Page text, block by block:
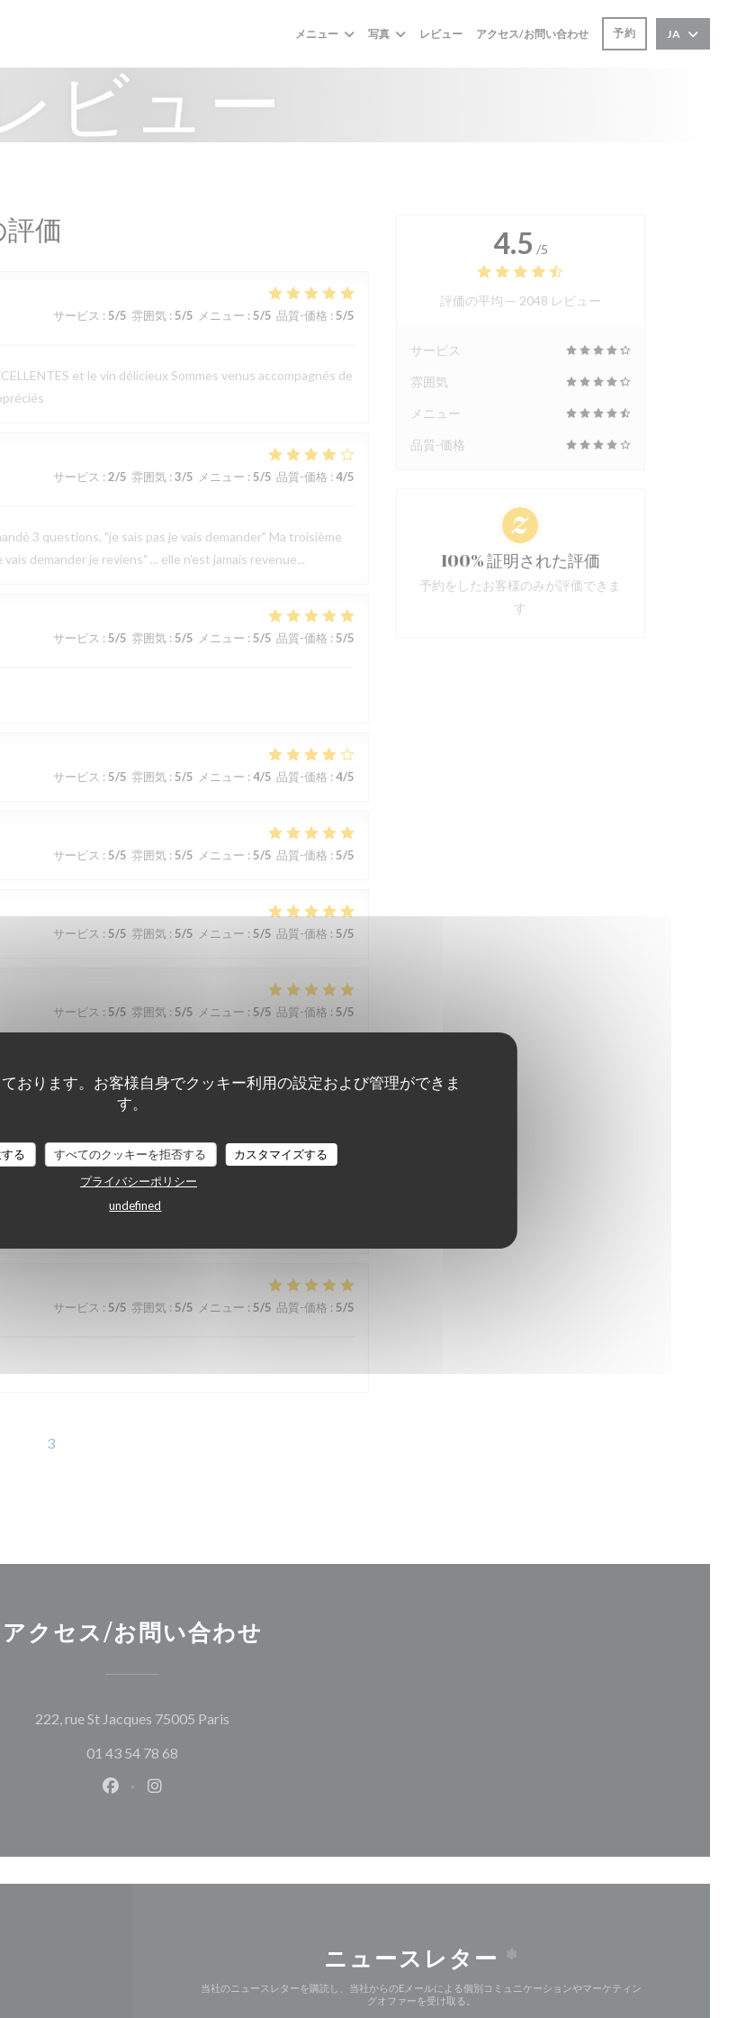
おります。お客様自身でクッキー利用の設定および管理ができま
す。
る すべてのクッキーを拒否する
カスタマイズする
プライバシーポリシー
undefined
メニュー 写真 レビュー アクセス/お問い合わせ 予約 JA
ビュー
価
サービス : 5/5 雰囲気: 5/5 メニュー : 5/5 品質-価格 : 5/5
et le vin délicieux Sommes venus accompagnés de
サービス : 2/5 雰囲気: 3/5 メニュー : 5/5 品質-価格 : 4/5
3 questions, "je sais pas je vais demander" Ma troisième
demander je reviens" ... elle n'est jamais revenue...
サービス : 5/5 雰囲気: 5/5 メニュー : 5/5 品質-価格 : 5/5
サービス : 5/5 雰囲気: 5/5 メニュー : 4/5 品質-価格 : 4/5
サービス : 5/5 雰囲気: 5/5 メニュー : 5/5 品質-価格 : 5/5
サービス : 5/5 雰囲気: 5/5 メニュー : 5/5 品質-価格 : 5/5
サービス : 5/5 雰囲気 : 5/5 メニュー : 5/5 品質-価格 : 5/5
サービス: 5/5 雰囲気: 5/5 メニュー : 5/5 品質-価格:5/5
!
サービス : 5/5 雰囲気 : 5/5 メニュー : 5/5 品質-価格 : 5/5
3
4.5 /5
評価の平均 — 2048 レビュー
サービス
雰囲気
メニュー
品質-価格
100% 証明された評価
予約をしたお客様のみが評価できま
す
アクセス/お問い合わせ
222, rue St Jacques 75005 Paris
01 43 54 78 68
Facebook ((新しいウィンドウで開きます))
Instagram ((新しいウィンドウで開きます))
ニュースレター *
当社のニュースレターを購読し、当社からのEメールによる個別コミュニケーションやマーケティン
グオファーを受け取る。